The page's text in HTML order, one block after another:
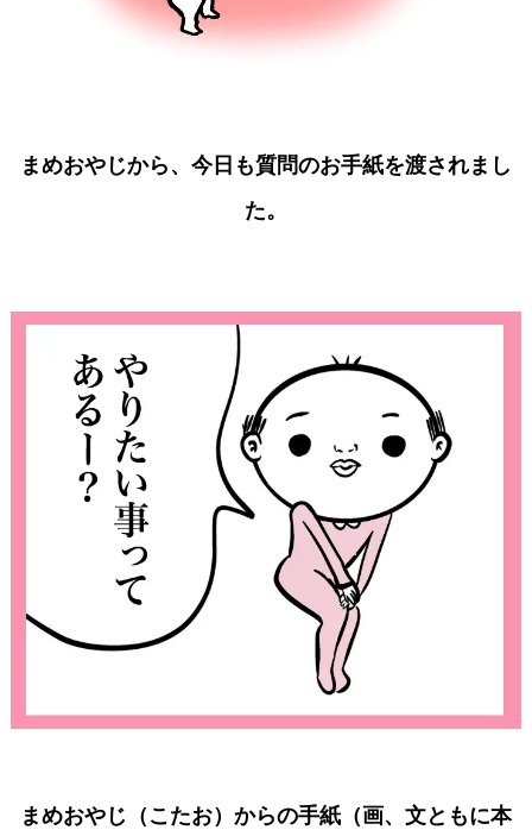
まめおやじから、今日も質問のお手紙を渡されまし
た。
まめおやじ（こたお）からの手紙（画、文ともに本